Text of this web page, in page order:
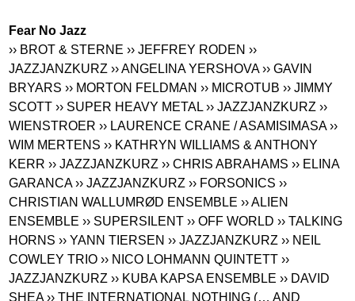
Fear No Jazz
›› BROT & STERNE ›› JEFFREY RODEN ››
JAZZJANZKURZ ›› ANGELINA YERSHOVA ›› GAVIN
BRYARS ›› MORTON FELDMAN ›› MICROTUB ›› JIMMY
SCOTT ›› SUPER HEAVY METAL ›› JAZZJANZKURZ ››
WIENSTROER ›› LAURENCE CRANE / ASAMISIMASA ››
WIM MERTENS ›› KATHRYN WILLIAMS & ANTHONY
KERR ›› JAZZJANZKURZ ›› CHRIS ABRAHAMS ›› ELINA
GARANCA ›› JAZZJANZKURZ ›› FORSONICS ››
CHRISTIAN WALLUMRØD ENSEMBLE ›› ALIEN
ENSEMBLE ›› SUPERSILENT ›› OFF WORLD ›› TALKING
HORNS ›› YANN TIERSEN ›› JAZZJANZKURZ ›› NEIL
COWLEY TRIO ›› NICO LOHMANN QUINTETT ››
JAZZJANZKURZ ›› KUBA KAPSA ENSEMBLE ›› DAVID
SHEA ›› THE INTERNATIONAL NOTHING (… AND